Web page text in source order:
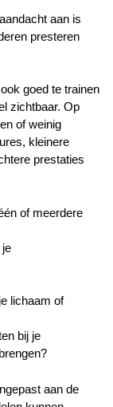
aan is
presteren
goed te trainen
zichtbaar. Op
of weinig
kleinere
prestaties
of meerdere
je
lichaam of
bij je
aan de